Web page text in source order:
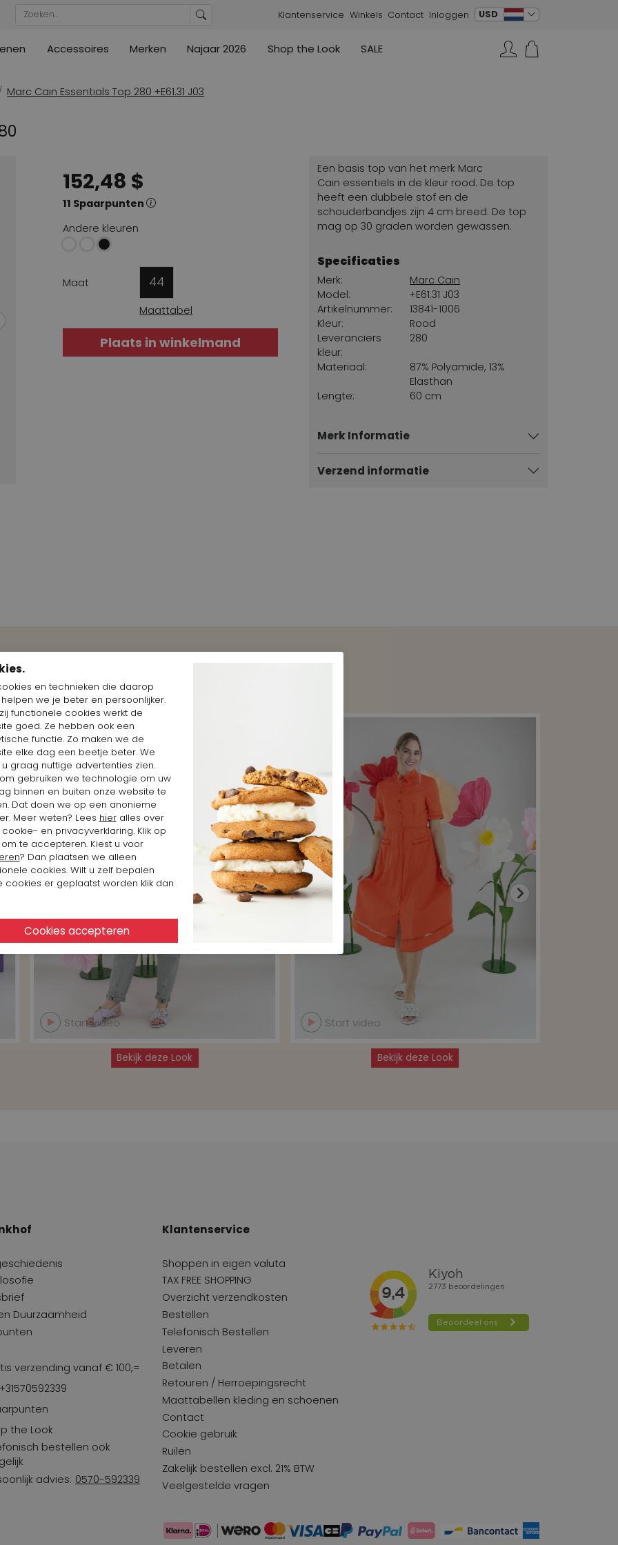
Klantenservice Winkels Contact Inloggen USD verander taal
Coats
Accessoires
Merken
Cambio
High
AGL
Najaar 2026
Cambio
Shop the Look
SALE
High
Marc Cain
Marc Cain Essentials Top 280 +E61.31 J03
152,48 $
11 Spaarpunten
Andere kleuren
Maat 44
Maattabel
Plaats in winkelmand
Een basis top van het merk Marc
Cain essentiels in de kleur rood. De top
heeft een dubbele stof en de
schouderbandjes zijn 4 cm breed. De top
mag op 30 graden worden gewassen.
Specificaties
Merk:
Marc Cain
Model:
+E61.31 J03
Artikelnummer:
13841-1006
Kleur:
Rood
Leveranciers
kleur:
280
Materiaal:
87% Polyamide, 13%
Elasthan
Lengte:
60 cm
Merk Informatie
Verzend informatie
Start video
Bekijk deze Look
Start video
Bekijk deze Look
Duurzaamheid
verzending vanaf € 100,=
the Look
bestellen ook
advies: 0570-592339
Klantenservice
Shoppen in eigen valuta
TAX FREE SHOPPING
Overzicht verzendkosten
Bestellen
Telefonisch Bestellen
Leveren
Betalen
Retouren / Herroepingsrecht
Maattabellen kleding en schoenen
Contact
Cookie gebruik
Ruilen
Zakelijk bestellen excl. 21% BTW
Veelgestelde vragen
en technieken die daarop
helpen we je beter en persoonlijker.
functionele cookies werkt de
goed. Ze hebben ook een
functie. Zo maken we de
elke dag een beetje beter. We
graag nuttige advertenties zien.
gebruiken we technologie om uw
binnen en buiten onze website te
Dat doen we op een anonieme
Meer weten? Lees hieralles over
en privacyverklaring. Klik op
om te accepteren. Kiest u voor
? Dan plaatsen we alleen
cookies. Wilt u zelf bepalen
cookies er geplaatst worden klik dan